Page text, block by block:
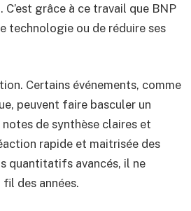
grâce à ce travail que BNP
technologie ou de réduire ses
Certains événements, comme
peuvent faire basculer un
de synthèse claires et
rapide et maitrisée des
quantitatifs avancés, il ne
des années.